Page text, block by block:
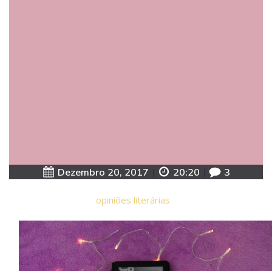
Dezembro 20, 2017 20:20 3
opiniões literárias